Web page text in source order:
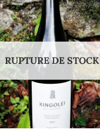
RUPTURE DE STOCK